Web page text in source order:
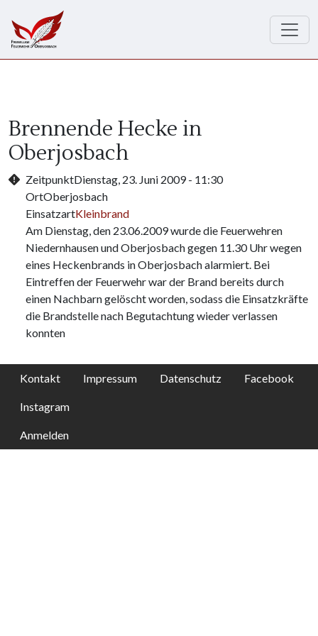
Brennende Hecke in
Oberjosbach
ZeitpunktDienstag, 23. Juni 2009 - 11:30
OrtOberjosbach
EinsatzartKleinbrand
Am Dienstag, den 23.06.2009 wurde die Feuerwehren
Niedernhausen und Oberjosbach gegen 11.30 Uhr wegen
eines Heckenbrands in Oberjosbach alarmiert. Bei
Eintreffen der Feuerwehr war der Brand bereits durch
einen Nachbarn gelöscht worden, sodass die Einsatzkräfte
die Brandstelle nach Begutachtung wieder verlassen
konnten
Kontakt Impressum Datenschutz Facebook
Instagram
Anmelden